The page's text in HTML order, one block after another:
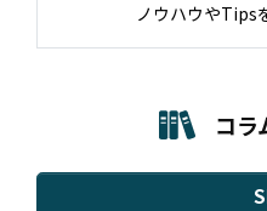
ノウハウやTips
コラ